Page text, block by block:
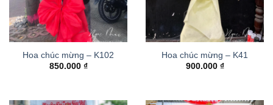
Hoa chúc mừng – K102
850.000 ₫
Hoa chúc mừng – K41
900.000 ₫